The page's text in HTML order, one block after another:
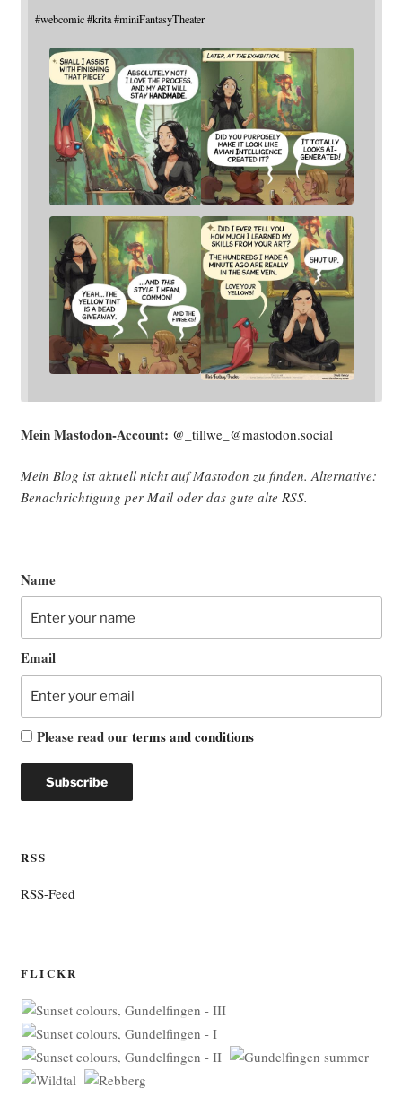
#webcomic #krita #miniFantasyTheater
Mein Mast­o­don-Account: @_tillwe_@mastodon.social
Mein Blog ist aktu­ell nicht auf Mast­o­don zu fin­den. Alter­na­ti­ve:
Benach­rich­ti­gung per Mail oder das gute alte RSS.
Name
Email
Please read ourterms and conditions
RSS
RSS-Feed
FLICKR